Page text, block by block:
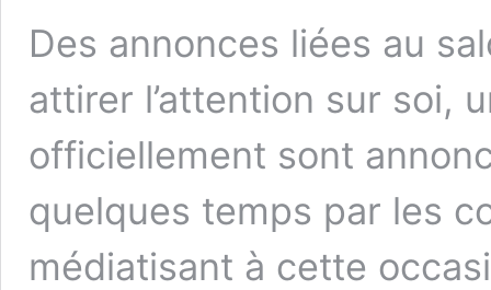
Des annonces liées au
attirer l’attention sur soi,
officiellement sont
quelques temps par les
médiatisant à cette